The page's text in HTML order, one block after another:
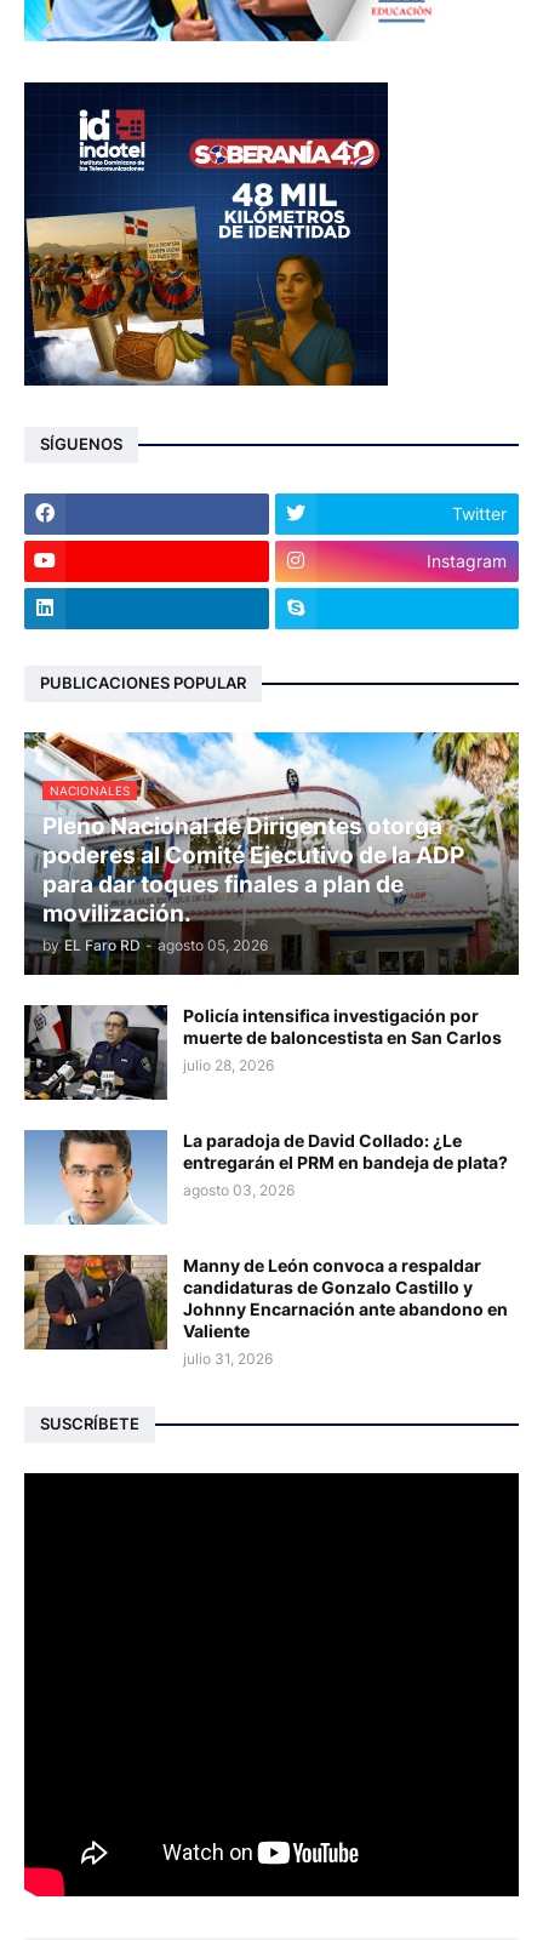
SÍGUENOS
Twitter
Instagram
PUBLICACIONES POPULAR
NACIONALES
Pleno Nacional de Dirigentes otorga
poderes al Comité Ejecutivo de la ADP
para dar toques finales a plan de
movilización.
by EL Faro RD - agosto 05, 2026
Policía intensifica investigación por
muerte de baloncestista en San Carlos
julio 28, 2026
La paradoja de David Collado: ¿Le
entregarán el PRM en bandeja de plata?
agosto 03, 2026
Manny de León convoca a respaldar
candidaturas de Gonzalo Castillo y
Johnny Encarnación ante abandono en
Valiente
julio 31, 2026
SUSCRÍBETE